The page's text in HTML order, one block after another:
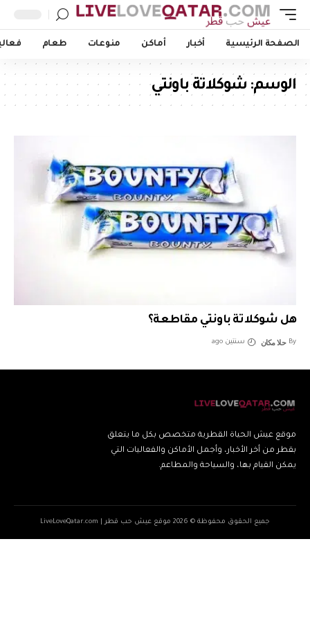
الصفحة الرئيسية أخبار أماكن منوعات طعام
الوسم: شوكلاتة باونتي
هل شوكلاتة باونتي مقاطعة؟
By حلا مكان سنتين ago
موقع عيش الحياة القطرية متخصص بكل ما يتعلق
بقطر من أخر الأخبار، وأجمل الأماكن والفعاليات التي
يمكن القيام بها، والسياحة والمطاعم.
جميع الحقوق محفوظة © 2026 موقع عيش حب قطر | LiveLoveQatar.com